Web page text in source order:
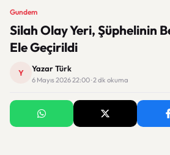
Gundem
Silah Olay Yeri, Şüphelinin
Ele Geçirildi
Y Yazar Türk
6 Mayıs 2026 22:00 · 2 dk okuma